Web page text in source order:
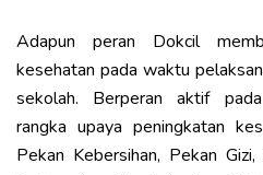
Adapun peran Dokcil
kesehatan pada waktu
sekolah. Berperan aktif
rangka upaya peningkatan
Pekan Kebersihan, Pekan